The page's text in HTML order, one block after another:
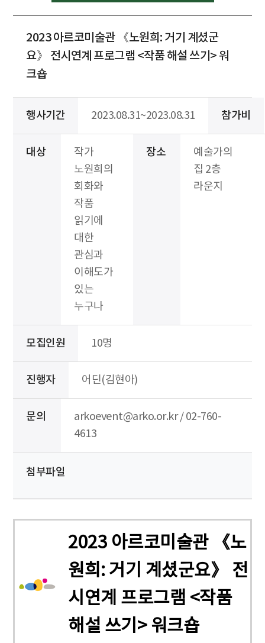
2023 아르코미술관 《노원희: 거기 계셨군
요》 전시연계 프로그램 <작품 해설 쓰기> 워
크숍
행사기간 2023.08.31~2023.08.31 참가비
대상
작가
노원희의
회화와
작품
읽기에
대한
관심과
이해도가
있는
누구나
장소
예술가의
집 2층
라운지
모집인원 10명
진행자 어딘(김현아)
문의
arkoevent@arko.or.kr / 02-760-
4613
첨부파일
2023 아르코미술관 《노
원희: 거기 계셨군요》 전
시연계 프로그램 <작품
해설 쓰기> 워크숍